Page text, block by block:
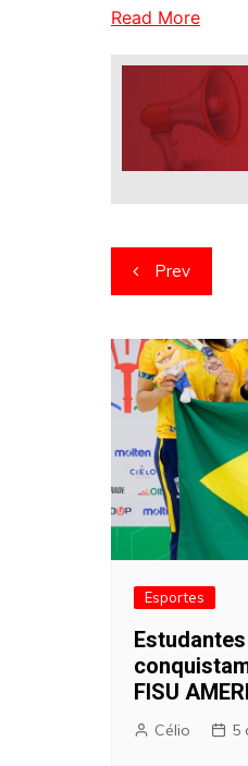
Read More
de
artigos
Prev
Esportes
FISU
Célio 5